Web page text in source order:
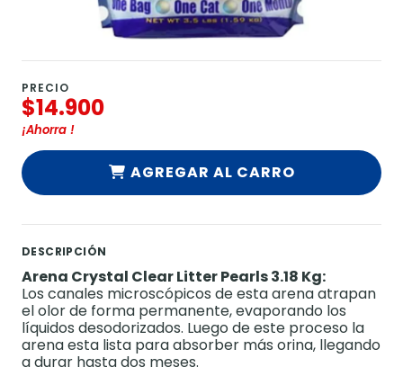
PRECIO
$14.900
¡Ahorra !
AGREGAR AL CARRO
DESCRIPCIÓN
Arena Crystal Clear Litter Pearls 3.18 Kg:
Los canales microscópicos de esta arena atrapan
el olor de forma permanente, evaporando los
líquidos desodorizados. Luego de este proceso la
arena esta lista para absorber más orina, llegando
a durar hasta dos meses.